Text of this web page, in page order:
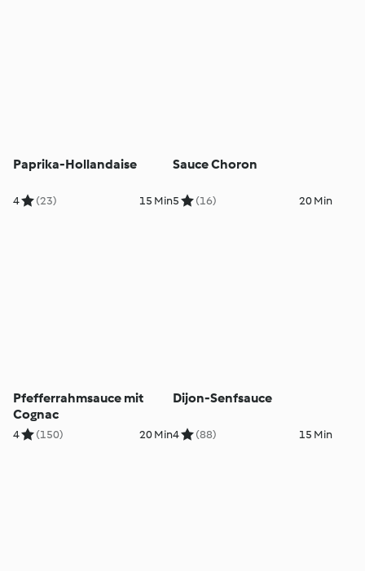
Paprika-Hollandaise
4 (23) 15 Min
Sauce Choron
5 (16) 20 Min
Pfefferrahmsauce mit
Cognac
4 (150) 20 Min
Dijon-Senfsauce
4 (88) 15 Min